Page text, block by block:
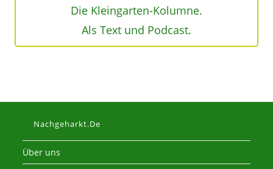
Die Kleingarten-Kolumne.
Als Text und Podcast.
Nachgeharkt.de
Über uns